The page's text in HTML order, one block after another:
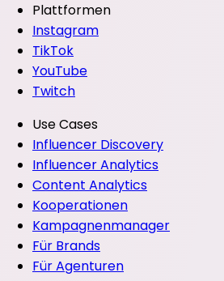
Plattformen
Instagram
TikTok
YouTube
Twitch
Use Cases
Influencer Discovery
Influencer Analytics
Content Analytics
Kooperationen
Kampagnenmanager
Für Brands
Für Agenturen